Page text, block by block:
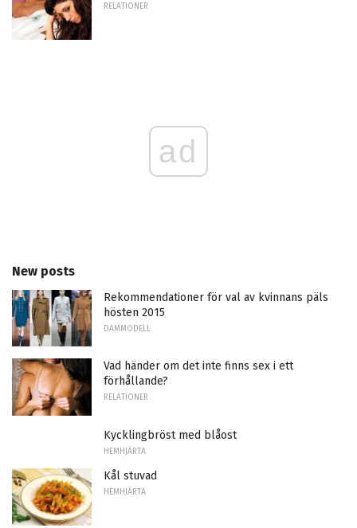
RELATIONER
ad
New posts
Rekommendationer för val av kvinnans päls
hösten 2015
DAMMODELL
Vad händer om det inte finns sex i ett
förhållande?
RELATIONER
Kycklingbröst med blåost
HEMHJÄRTA
Kål stuvad
HEMHJÄRTA